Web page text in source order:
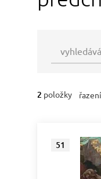
2 položky řazení
51